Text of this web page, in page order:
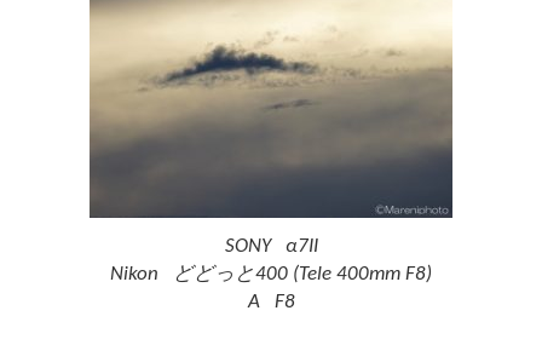
SONY α7II
Nikon どどっと400 (Tele 400mm F8)
A F8